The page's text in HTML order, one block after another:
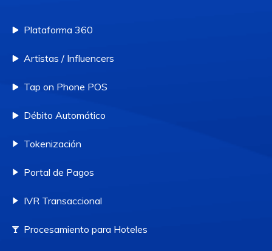
Plataforma 360
Artistas / Influencers
Tap on Phone POS
Débito Automático
Tokenización
Portal de Pagos
IVR Transaccional
Procesamiento para Hoteles